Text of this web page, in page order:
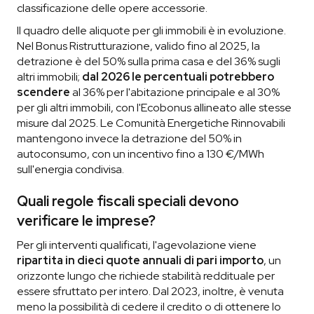
classificazione delle opere accessorie.
Il quadro delle aliquote per gli immobili è in evoluzione.
Nel Bonus Ristrutturazione, valido fino al 2025, la
detrazione è del 50% sulla prima casa e del 36% sugli
altri immobili; dal 2026 le percentuali potrebbero
scendereal 36% per l'abitazione principale e al 30%
per gli altri immobili, con l'Ecobonus allineato alle stesse
misure dal 2025. Le Comunità Energetiche Rinnovabili
mantengono invece la detrazione del 50% in
autoconsumo, con un incentivo fino a 130 €/MWh
sull'energia condivisa.
Quali regole fiscali speciali devono
verificare le imprese?
Per gli interventi qualificati, l'agevolazione viene
ripartita in dieci quote annuali di pari importo, un
orizzonte lungo che richiede stabilità reddituale per
essere sfruttato per intero. Dal 2023, inoltre, è venuta
meno la possibilità di cedere il credito o di ottenere lo